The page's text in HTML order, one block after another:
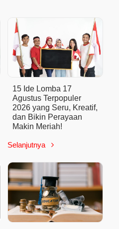
15 Ide Lomba 17
Agustus Terpopuler
2026 yang Seru, Kreatif,
dan Bikin Perayaan
Makin Meriah!
Selanjutnya 